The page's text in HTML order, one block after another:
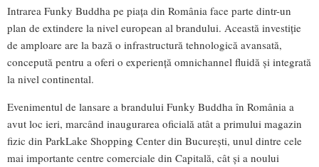
Intrarea Funky Buddha pe piața din România face parte dintr-un
plan de extindere la nivel european al brandului. Această investiție
de amploare are la bază o infrastructură tehnologică avansată,
concepută pentru a oferi o experiență omnichannel fluidă și integrată
la nivel continental.
Evenimentul de lansare a brandului Funky Buddha în România a
avut loc ieri, marcând inaugurarea oficială atât a primului magazin
fizic din ParkLake Shopping Center din București, unul dintre cele
mai importante centre comerciale din Capitală, cât și a noului